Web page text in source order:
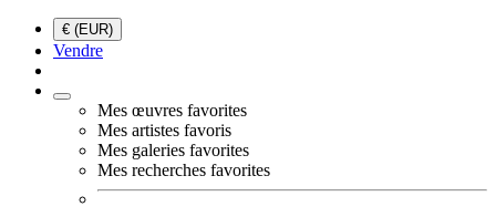
€ (EUR)
Vendre
Mes œuvres favorites
Mes artistes favoris
Mes galeries favorites
Mes recherches favorites